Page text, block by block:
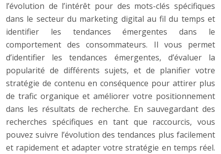
l’évolution de l’intérêt pour des mots-clés spécifiques
dans le secteur du marketing digital au fil du temps et
identifier les tendances émergentes dans le
comportement des consommateurs. Il vous permet
d’identifier les tendances émergentes, d’évaluer la
popularité de différents sujets, et de planifier votre
stratégie de contenu en conséquence pour attirer plus
de trafic organique et améliorer votre positionnement
dans les résultats de recherche. En sauvegardant des
recherches spécifiques en tant que raccourcis, vous
pouvez suivre l’évolution des tendances plus facilement
et rapidement et adapter votre stratégie en temps réel.